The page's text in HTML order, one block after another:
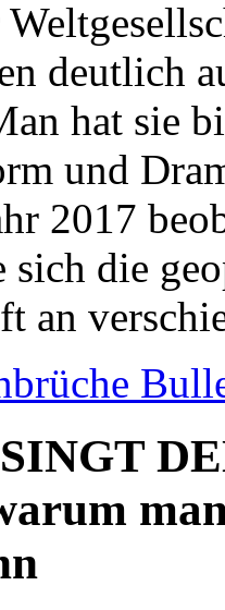
deutlich
hat sie
und
2017
sich die
an